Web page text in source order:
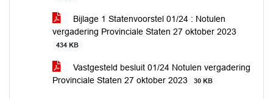
Bijlage 1 Statenvoorstel 01/24 : Notulen
vergadering Provinciale Staten 27 oktober 2023
434 KB
Vastgesteld besluit 01/24 Notulen vergadering
Provinciale Staten 27 oktober 2023
30 KB